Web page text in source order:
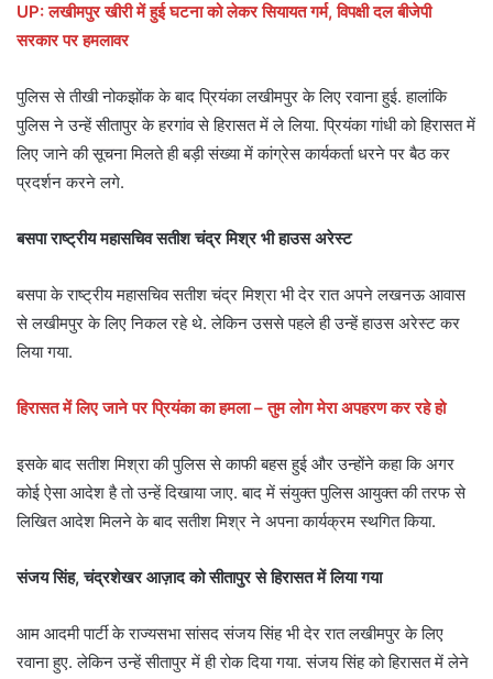
UP: लखीमपुर खीरी में हुई घटना को लेकर सियायत गर्म, विपक्षी दल बीजेपी
सरकार पर हमलावर
पुलिस से तीखी नोकझोंक के बाद प्रियंका लखीमपुर के लिए रवाना हुई. हालांकि
पुलिस ने उन्हें सीतापुर के हरगांव से हिरासत में ले लिया. प्रियंका गांधी को हिरासत में
लिए जाने की सूचना मिलते ही बड़ी संख्या में कांग्रेस कार्यकर्ता धरने पर बैठ कर
प्रदर्शन करने लगे.
बसपा राष्ट्रीय महासचिव सतीश चंद्र मिश्र भी हाउस अरेस्ट
बसपा के राष्ट्रीय महासचिव सतीश चंद्र मिश्रा भी देर रात अपने लखनऊ आवास
से लखीमपुर के लिए निकल रहे थे. लेकिन उससे पहले ही उन्हें हाउस अरेस्ट कर
लिया गया.
हिरासत में लिए जाने पर प्रियंका का हमला – तुम लोग मेरा अपहरण कर रहे हो
इसके बाद सतीश मिश्रा की पुलिस से काफी बहस हुई और उन्होंने कहा कि अगर
कोई ऐसा आदेश है तो उन्हें दिखाया जाए. बाद में संयुक्त पुलिस आयुक्त की तरफ से
लिखित आदेश मिलने के बाद सतीश मिश्र ने अपना कार्यक्रम स्थगित किया.
संजय सिंह, चंद्रशेखर आज़ाद को सीतापुर से हिरासत में लिया गया
आम आदमी पार्टी के राज्यसभा सांसद संजय सिंह भी देर रात लखीमपुर के लिए
रवाना हुए. लेकिन उन्हें सीतापुर में ही रोक दिया गया. संजय सिंह को हिरासत में लेने